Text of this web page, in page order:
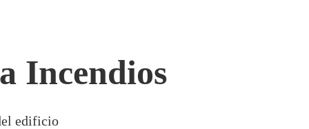
Incendios
edificio